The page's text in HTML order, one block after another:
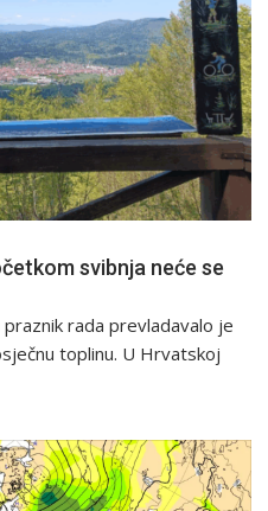
svibnja neće se
rada prevladavalo je
toplinu. U Hrvatskoj